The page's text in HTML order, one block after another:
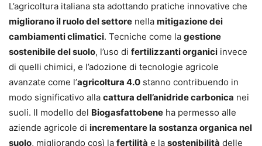
L’agricoltura italiana sta adottando pratiche innovative che
migliorano il ruolo del settore nella mitigazione dei
cambiamenti climatici. Tecniche come la gestione
sostenibile del suolo, l’uso di fertilizzanti organici invece
di quelli chimici, e l’adozione di tecnologie agricole
avanzate come l’agricoltura 4.0 stanno contribuendo in
modo significativo alla cattura dell’anidride carbonica nei
suoli. Il modello del Biogasfattobene ha permesso alle
aziende agricole di incrementare la sostanza organica nel
suolo, migliorando così la fertilità e la sostenibilità delle